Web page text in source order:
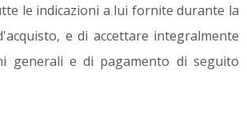
le indicazioni a lui fornite durante la
e di accettare integralmente
generali e di pagamento di seguito